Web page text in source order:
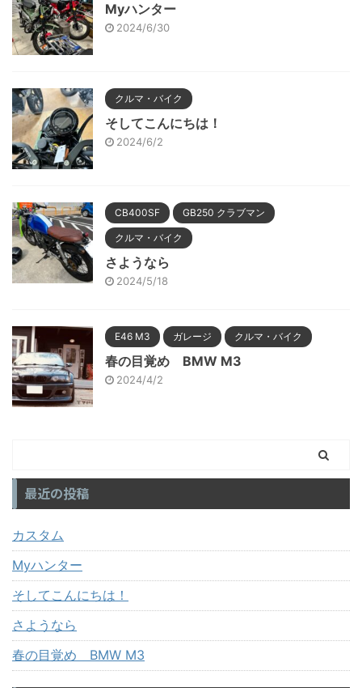
Myハンター
2024/6/30
クルマ・バイク
そしてこんにちは！
2024/6/2
CB400SF GB250 クラブマン
クルマ・バイク
さようなら
2024/5/18
E46 M3 ガレージ クルマ・バイク
春の目覚め BMW M3
2024/4/2
最近の投稿
カスタム
Myハンター
そしてこんにちは！
さようなら
春の目覚め BMW M3